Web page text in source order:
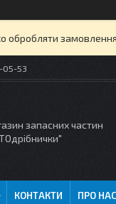
замовлення
05-53
запасних частин
КОНТАКТИ ПРО НАС